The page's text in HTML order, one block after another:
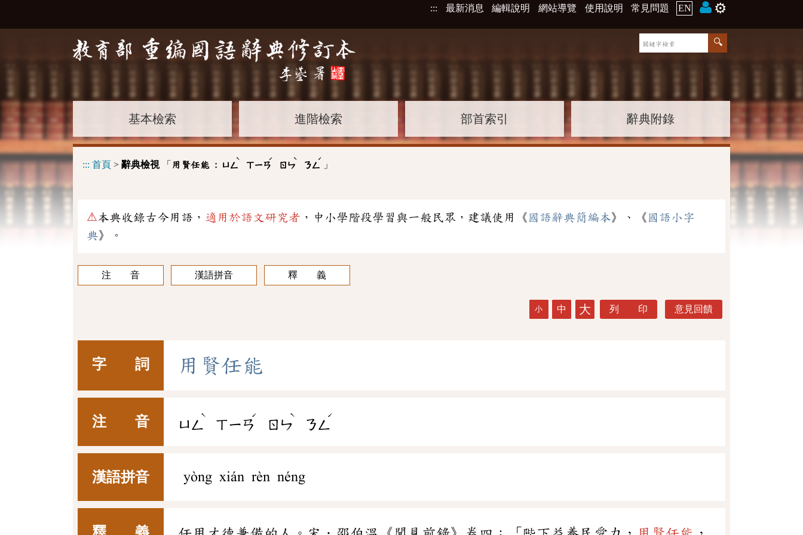
::: 最新消息 編輯說明 網站導覽 使用說明 常見問題 EN ⚙️
基本檢索 進階檢索 部首索引 辭典附錄
::: 首頁 > 辭典檢視「 用賢任能 : ㄩㄥ
ˋ
ㄒㄧㄢ
ˊ
ㄖㄣ
ˋ
ㄋㄥ
ˊ
」
⚠本典收錄古今用語， 適用於語文研究者 ，中小學階段學習與一般民眾，建議使用《 國語辭典簡編本》、《 國語小字
典》。
注 音 漢語拼音 釋 義
小 中 大 列 印 意見回饋
字 詞 用 賢任能
注 音 ㄩㄥ
ˋ
ㄒㄧㄢ
ˊ
ㄖㄣ
ˋ
ㄋㄥ
ˊ
漢語拼音 yòng xián rèn néng